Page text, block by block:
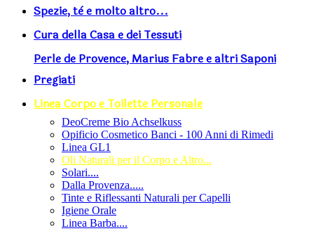
Spezie, tè e molto altro...
Cura della Casa e dei Tessuti
Perle de Provence, Marius Fabre e altri Saponi
Pregiati
Linea Corpo e Toilette Personale
DeoCreme Bio Achselkuss
Opificio Cosmetico Banci - 100 Anni di Rimedi
Linea GL1
Oli Naturali per il Corpo e Altro...
Solari....
Dalla Provenza.....
Tinte e Riflessanti Naturali per Capelli
Igiene Orale
Linea Barba....